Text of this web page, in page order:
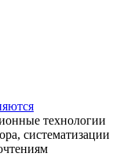
технологии
систематизации